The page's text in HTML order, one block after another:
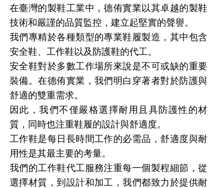
在臺灣的製鞋工業中，德侑實業以其卓越的製鞋
技術和嚴謹的品質監控，建立起堅實的聲譽。
我們專精於各種類型的專業鞋履製造，其中包含
安全鞋、工作鞋以及防護鞋的代工。
安全鞋對於多數工作場所來說是不可或缺的重要
裝備。在德侑實業，我們明白穿著者對於防護與
舒適的雙重需求。
因此，我們不僅嚴格選擇耐用且具防護性的材
質，同時也注重鞋履的設計與舒適度。
工作鞋是每日長時間工作的必需品，舒適度與耐
用性是其最主要的考量。
我們的工作鞋代工服務注重每一個製程細節，從
選擇材質，到設計和加工，我們都致力於提供耐